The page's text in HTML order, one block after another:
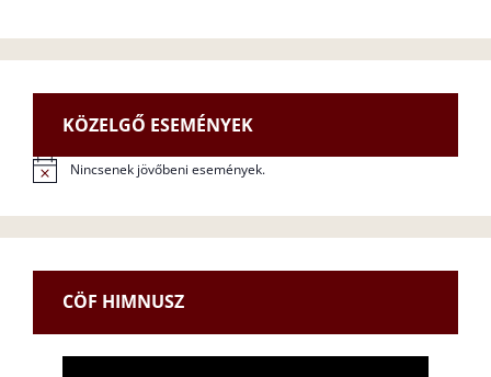
KÖZELGŐ ESEMÉNYEK
N
t
Nincsenek jövőbeni események.
CÖF HIMNUSZ